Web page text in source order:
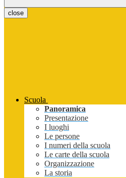
close
Scuola
Panoramica
Presentazione
I luoghi
Le persone
I numeri della scuola
Le carte della scuola
Organizzazione
La storia